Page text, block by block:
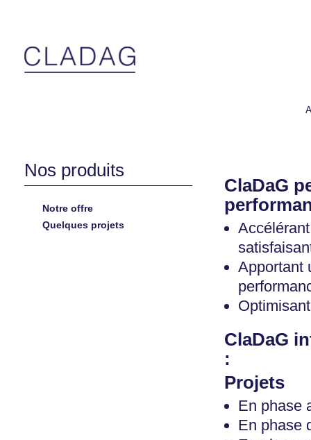
Nos produits
Notre offre
Quelques projets
ClaDaG
Apportant
ClaDaG
:
Projets
En phase
En phase